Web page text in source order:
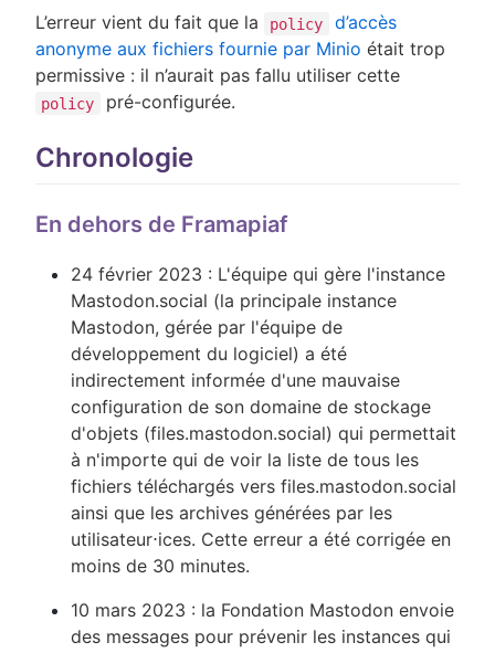
L’erreur vient du fait que la
policy
d’accès
anonyme aux fichiers fournie par Minio était trop
permissive : il n’aurait pas fallu utiliser cette
policy pré-configurée.
Chronologie
En dehors de Framapiaf
24 février 2023 : L'équipe qui gère l'instance
Mastodon.social (la principale instance
Mastodon, gérée par l'équipe de
développement du logiciel) a été
indirectement informée d'une mauvaise
configuration de son domaine de stockage
d'objets (files.mastodon.social) qui permettait
à n'importe qui de voir la liste de tous les
fichiers téléchargés vers files.mastodon.social
ainsi que les archives générées par les
utilisateur⋅ices. Cette erreur a été corrigée en
moins de 30 minutes.
10 mars 2023 : la Fondation Mastodon envoie
des messages pour prévenir les instances qui